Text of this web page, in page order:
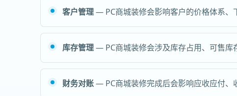
客户管理— PC商城装修会影响客户的价格体系、
库存管理— PC商城装修会涉及库存占用、可售库
财务对账— PC商城装修完成后会影响应收应付、